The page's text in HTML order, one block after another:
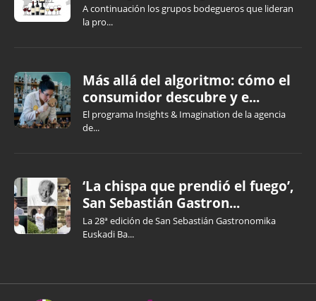
A continuación los grupos bodegueros que lideran
la pro...
Más allá del algoritmo: cómo el
consumidor descubre y e...
El programa Insights & Imagination de la agencia
de...
‘La chispa que prendió el fuego’,
San Sebastián Gastron...
La 28ª edición de San Sebastián Gastronomika
Euskadi Ba...